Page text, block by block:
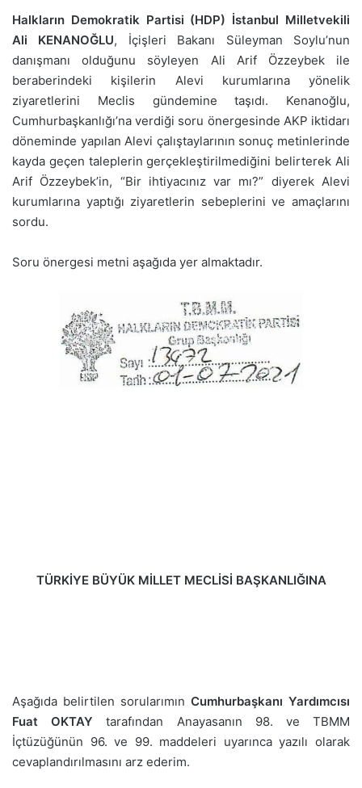
Halkların Demokratik Partisi (HDP) İstanbul Milletvekili
Ali KENANOĞLU, İçişleri Bakanı Süleyman Soylu’nun
danışmanı olduğunu söyleyen Ali Arif Özzeybek ile
beraberindeki kişilerin Alevi kurumlarına yönelik
ziyaretlerini Meclis gündemine taşıdı. Kenanoğlu,
Cumhurbaşkanlığı’na verdiği soru önergesinde AKP iktidarı
döneminde yapılan Alevi çalıştaylarının sonuç metinlerinde
kayda geçen taleplerin gerçekleştirilmediğini belirterek Ali
Arif Özzeybek’in, “Bir ihtiyacınız var mı?” diyerek Alevi
kurumlarına yaptığı ziyaretlerin sebeplerini ve amaçlarını
sordu.
Soru önergesi metni aşağıda yer almaktadır.
TÜRKİYE BÜYÜK MİLLET MECLİSİ BAŞKANLIĞINA
Aşağıda belirtilen sorularımın Cumhurbaşkanı Yardımcısı
Fuat OKTAY tarafından Anayasanın 98. ve TBMM
İçtüzüğünün 96. ve 99. maddeleri uyarınca yazılı olarak
cevaplandırılmasını arz ederim.